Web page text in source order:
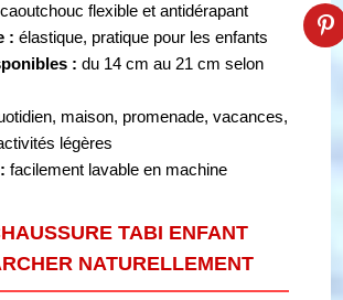
caoutchouc flexible et antidérapant
: élastique, pratique pour les enfants
: du 14 cm au 21 cm selon
maison, promenade, vacances,
légères
facilement lavable en machine
TABI ENFANT
NATURELLEMENT